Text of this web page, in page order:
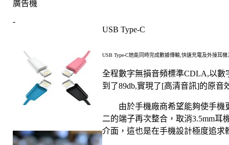
廣告機
-
USB Type-C
USB Type-C她能同時完成數據傳輸 ,快速充電及外接耳
全程數字無損音頻標準CDLA,以數
到了89db,實現了[高清音訊]的原音
由於手機廠商希望能夠使手
二的端子再次整合，取消3.5mm耳
介面，這也是在手機設計極度追求